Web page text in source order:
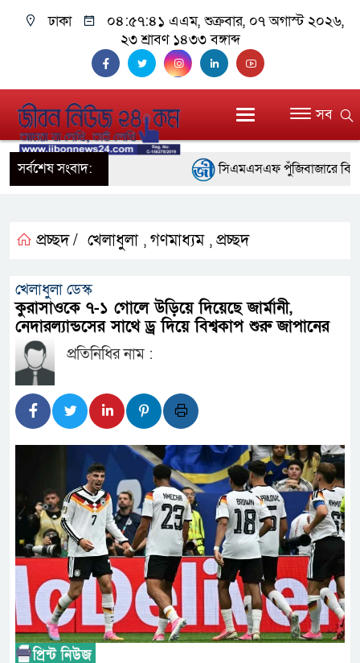
ঢাকা ০৪:৫৭:৪২ এএম, শুক্রবার, ০৭ অগাস্ট ২০২৬,
২৩ শ্রাবণ ১৪৩৩ বঙ্গাব্দ
সব
সর্বশেষ সংবাদ:
সিএমএসএফ পুঁজিবাজারে
আন্তর্জাতিক মানের প্যারা
নদী দূষণ রোধে সমন্বিত
নেই : প্রধানমন্ত্রী
পর্দাপন উপলক্ষে আলোচনা সভা ও
ফ্যাসিবাদবিরোধী আন্দোলনে
নিরপেক্ষ ও বিশ্বাসযোগ্য : প্রধানমন্ত্রী
বাগেরহাট মেডিকেল
জুলাই স্মৃতি জাদুঘরের দুয়ার
ফিলিপাইনের দক্ষিণ উপকূলে ৬.৩
প্রচ্ছদ / খেলাধুলা , গণমাধ্যম , প্রচ্ছদ
খেলাধুলা ডেস্ক
কুরাসাওকে ৭-১ গোলে উড়িয়ে দিয়েছে জার্মানী,
নেদারল্যান্ডসের সাথে ড্র দিয়ে বিশ্বকাপ শুরু জাপানের
প্রতিনিধির নাম :